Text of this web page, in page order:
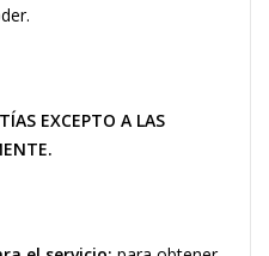
EXCEPTO A LAS